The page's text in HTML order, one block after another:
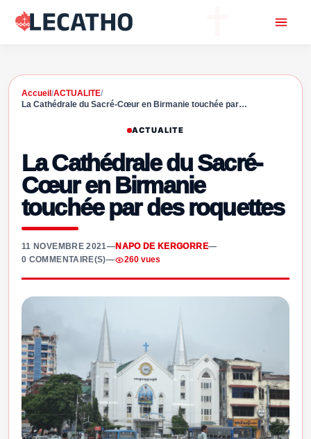
Accueil /ACTUALITE/
La Cathédrale du Sacré-Cœur en Birmanie touchée par…
ACTUALITE
La Cathédrale du Sacré-
Cœur en Birmanie
touchée par des roquettes
11 NOVEMBRE 2021—NAPO DE KERGORRE—
0 COMMENTAIRE(S)— 260 vues